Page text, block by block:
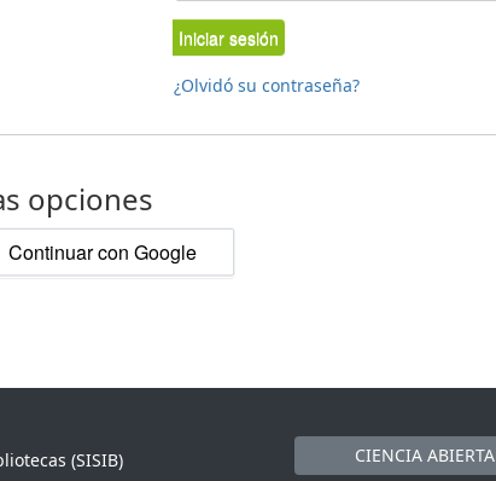
Iniciar sesión
¿Olvidó su contraseña?
opciones
Continuar con Google
(SISIB)
CIENCIA ABIERTA